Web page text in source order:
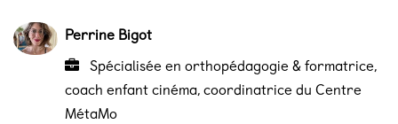
Perrine Bigot
Spécialisée en orthopédagogie & formatrice,
coach enfant cinéma, coordinatrice du Centre
MétaMo